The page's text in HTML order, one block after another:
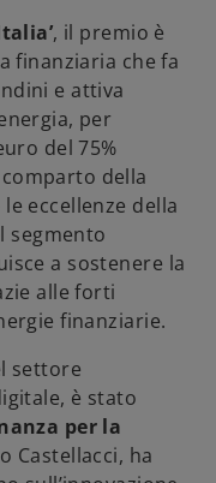
, il premio è
finanziaria che fa
e attiva
per
del 75%
della
eccellenze della
segmento
a sostenere la
alle forti
finanziarie.
settore
è stato
per la
Castellacci, ha